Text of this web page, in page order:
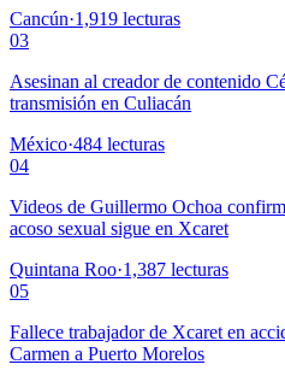
Cancún·1,919 lecturas
03
Asesinan al creador de contenido
transmisión en Culiacán
México·484 lecturas
04
Videos de Guillermo Ochoa
acoso sexual sigue en Xcaret
Quintana Roo·1,387 lecturas
05
Fallece trabajador de Xcaret en
Carmen a Puerto Morelos